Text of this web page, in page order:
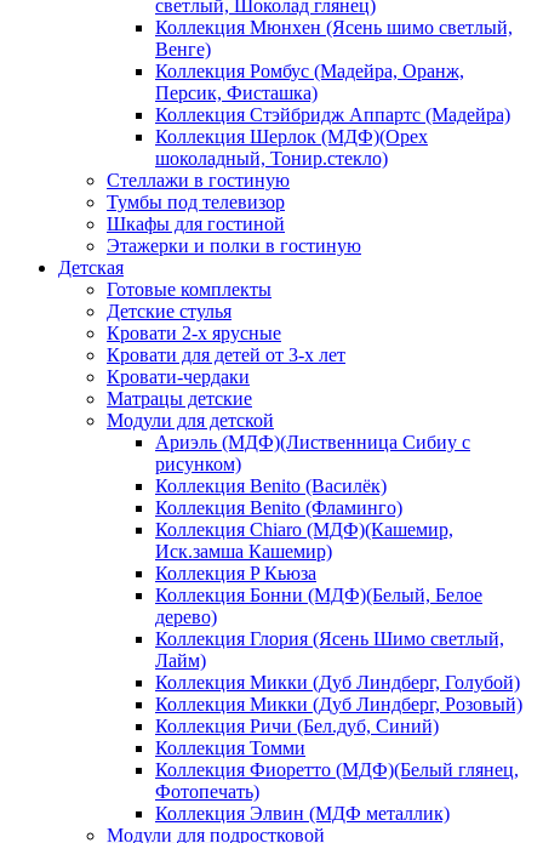
светлый, Шоколад глянец)
Коллекция Мюнхен (Ясень шимо светлый,
Венге)
Коллекция Ромбус (Мадейра, Оранж,
Персик, Фисташка)
Коллекция Стэйбридж Аппартс (Мадейра)
Коллекция Шерлок (МДФ)(Орех
шоколадный, Тонир.стекло)
Стеллажи в гостиную
Тумбы под телевизор
Шкафы для гостиной
Этажерки и полки в гостиную
Детская
Готовые комплекты
Детские стулья
Кровати 2-х ярусные
Кровати для детей от 3-х лет
Кровати-чердаки
Матрацы детские
Модули для детской
Ариэль (МДФ)(Лиственница Сибиу с
рисунком)
Коллекция Benito (Василёк)
Коллекция Benito (Фламинго)
Коллекция Chiaro (МДФ)(Кашемир,
Иск.замша Кашемир)
Коллекция P Кьюза
Коллекция Бонни (МДФ)(Белый, Белое
дерево)
Коллекция Глория (Ясень Шимо светлый,
Лайм)
Коллекция Микки (Дуб Линдберг, Голубой)
Коллекция Микки (Дуб Линдберг, Розовый)
Коллекция Ричи (Бел.дуб, Синий)
Коллекция Томми
Коллекция Фиоретто (МДФ)(Белый глянец,
Фотопечать)
Коллекция Элвин (МДФ металлик)
Модули для подростковой